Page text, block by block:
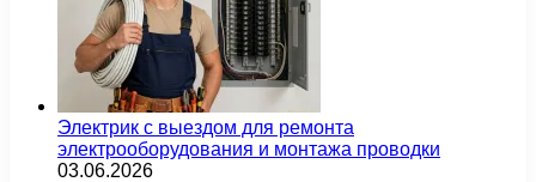
Электрик с выездом для ремонта
электрооборудования и монтажа проводки
03.06.2026